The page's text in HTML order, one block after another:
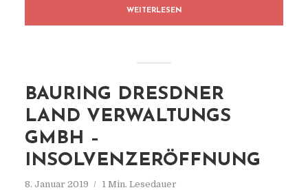
WEITERLESEN
BAURING DRESDNER
LAND VERWALTUNGS
GMBH –
INSOLVENZERÖFFNUNG
8. Januar 2019 1 Min. Lesedauer